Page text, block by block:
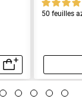
50 feuilles